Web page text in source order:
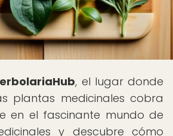
, el lugar donde
plantas medicinales cobra
en el fascinante mundo de
y descubre cómo